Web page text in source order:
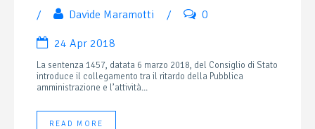
/
Davide Maramotti / 0
24 Apr 2018
La sentenza 1457, datata 6 marzo 2018, del Consiglio di Stato
introduce il collegamento tra il ritardo della Pubblica
amministrazione e l’attività...
READ MORE